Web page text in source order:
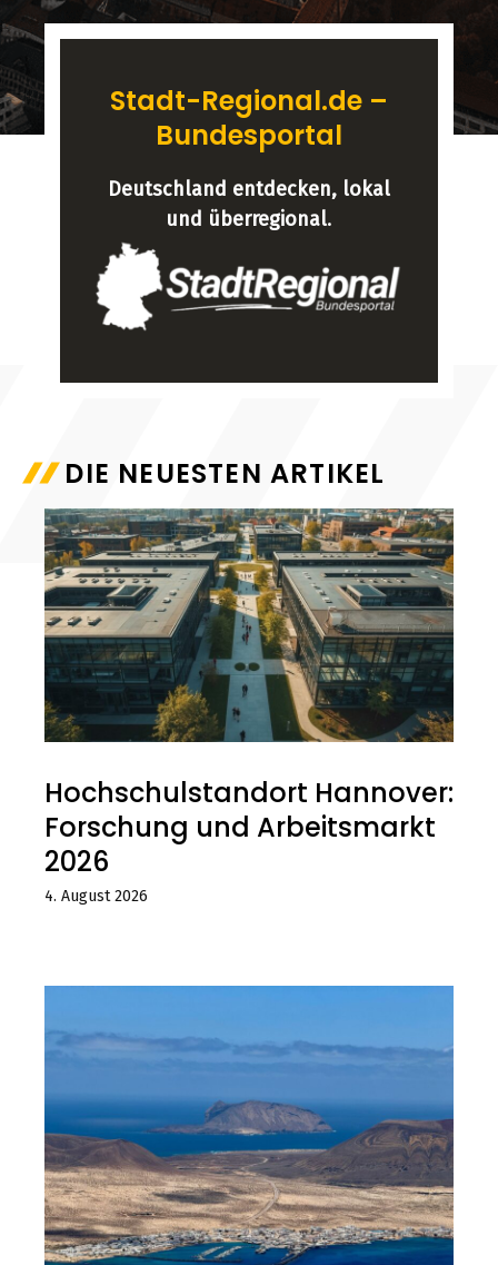
Stadt-Regional.de –
Bundesportal
Deutschland entdecken, lokal
und überregional.
DIE NEUESTEN ARTIKEL
Hochschulstandort Hannover:
Forschung und Arbeitsmarkt
2026
4. August 2026